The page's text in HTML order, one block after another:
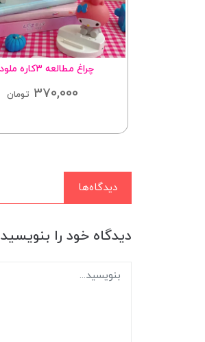
چراغ مطالعه ۳کاره ملودی
370,000 تومان
دیدگاه‌ها
دیدگاه خود را بنویسید